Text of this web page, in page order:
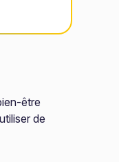
être
de